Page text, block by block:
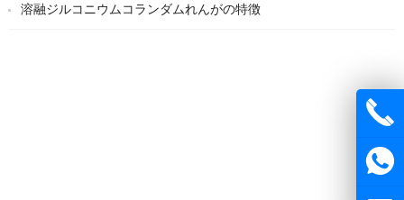
溶融ジルコニウムコランダムれんがの特徴